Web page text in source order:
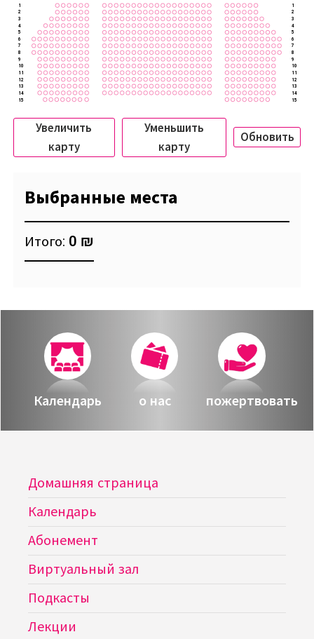
1
2
3
4
5
6
7
8
9
10
11
12
13
14
15
1
2
3
4
5
6
7
8
9
10
11
12
13
14
15
Увеличить
карту
Уменьшить
карту
Обновить
Выбранные места
Итого: 0 ₪
Календарь о нас пожертвовать
Домашняя страница
Календарь
Абонемент
Виртуальный зал
Подкасты
Лекции